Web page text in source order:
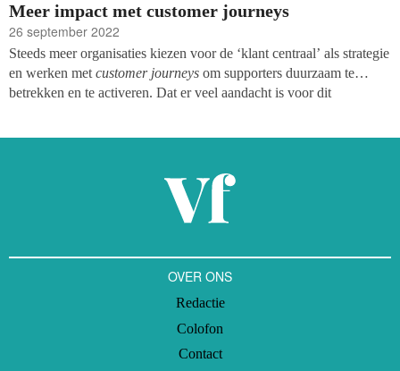
Meer impact met customer journeys
26 september 2022
Steeds meer organisaties kiezen voor de ‘klant centraal’ als strategie
en werken met customer journeys om supporters duurzaam te
betrekken en te activeren. Dat er veel aandacht is voor dit
OVER ONS
Redactie
Colofon
Contact